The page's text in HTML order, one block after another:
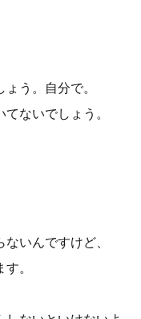
う。自分で。
ないでしょう。
いんですけど、
。